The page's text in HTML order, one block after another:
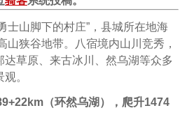
士山脚下的村庄”，县城所在地海
山狭谷地带。八宿境内山川竞秀，
草原、来古冰川、然乌湖等众多
。
（环然乌湖），爬升1474